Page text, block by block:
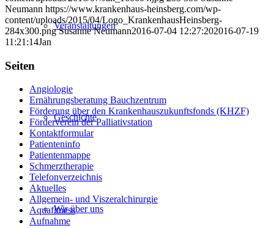
Veranstaltungen
Geschichte
Wir über uns
Neumann https://www.krankenhaus-heinsberg.com/wp-
content/uploads/2015/04/Logo_KrankenhausHeinsberg-
284x300.png Susanne Neumann2016-07-04 12:27:202016-07-19
11:21:14Jan
Seiten
Angiologie
Ernährungsberatung Bauchzentrum
Förderung über den Krankenhauszukunftsfonds (KHZF)
Förderverein der Palliativstation
Kontaktformular
Patienteninfo
Patientenmappe
Schmerztherapie
Telefonverzeichnis
Aktuelles
Allgemein- und Viszeralchirurgie
Aquafitness
Aufnahme